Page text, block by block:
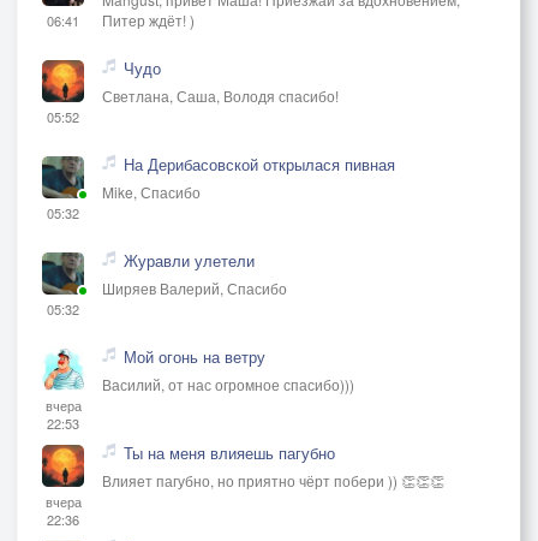
06:41
Питер ждёт! )
05:52
Чудо
Светлана, Саша, Володя спасибо!
05:32
На Дерибасовской открылася пивная
Mike, Спасибо
05:32
Журавли улетели
Ширяев Валерий, Спасибо
вчера
22:53
Мой огонь на ветру
Василий, от нас огромное спасибо)))
вчера
22:36
Ты на меня влияешь пагубно
Влияет пагубно, но приятно чёрт побери )) 👏👏👏